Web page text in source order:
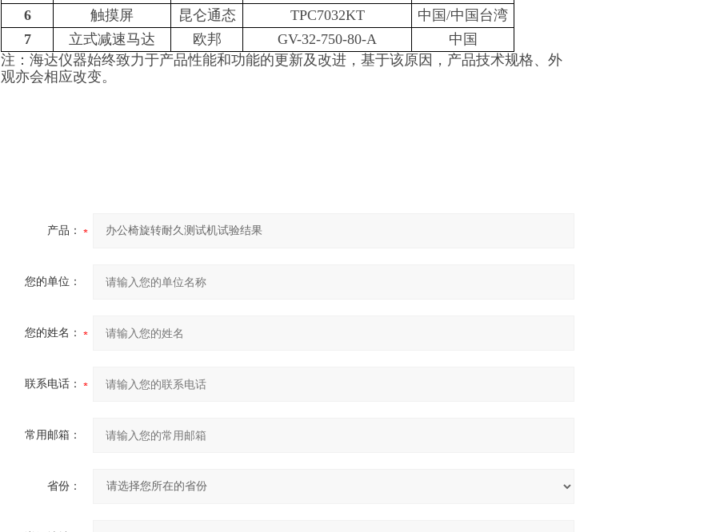
6
触摸屏 昆仑通态 TPC7032KT
中国/中国台湾
7
立式减速马达 欧邦 GV-32-750-80-A
中国
注：海达仪器始终致力于产品性能和功能的更新及改进，基于该原因，产品技术规格、外
观亦会相应改变。
产品：
您的单位：
您的姓名：
联系电话：
常用邮箱：
省份：